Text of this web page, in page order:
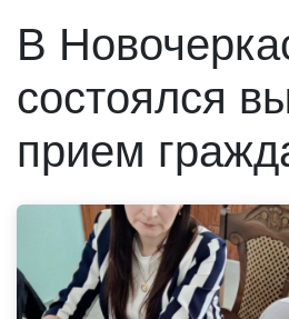
В
состоялся
прием